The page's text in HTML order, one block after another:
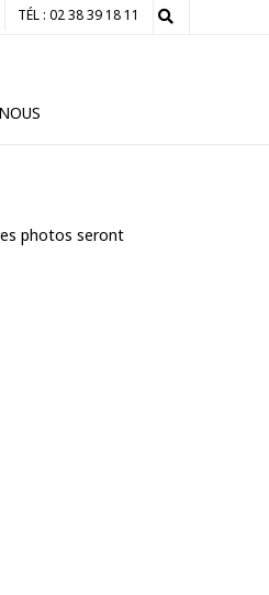
TÉL : 02 38 39 18 11
photos seront